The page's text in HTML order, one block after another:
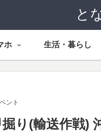
と
ホ 生活・暮らし
ント
り(輸送作戦)